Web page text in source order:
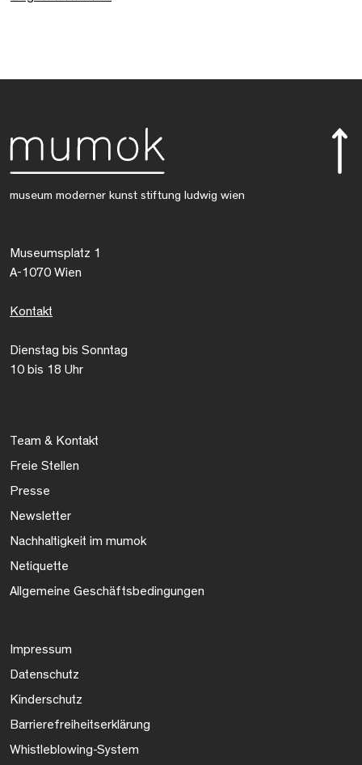
museum moderner kunst stiftung ludwig wien
Museumsplatz 1
A-1070 Wien
Kontakt
Dienstag bis Sonntag
10 bis 18 Uhr
Team & Kontakt
Freie Stellen
Presse
Newsletter
Nachhaltigkeit im mumok
Netiquette
Allgemeine Geschäftsbedingungen
Impressum
Datenschutz
Kinderschutz
Barrierefreiheitserklärung
Whistleblowing-System